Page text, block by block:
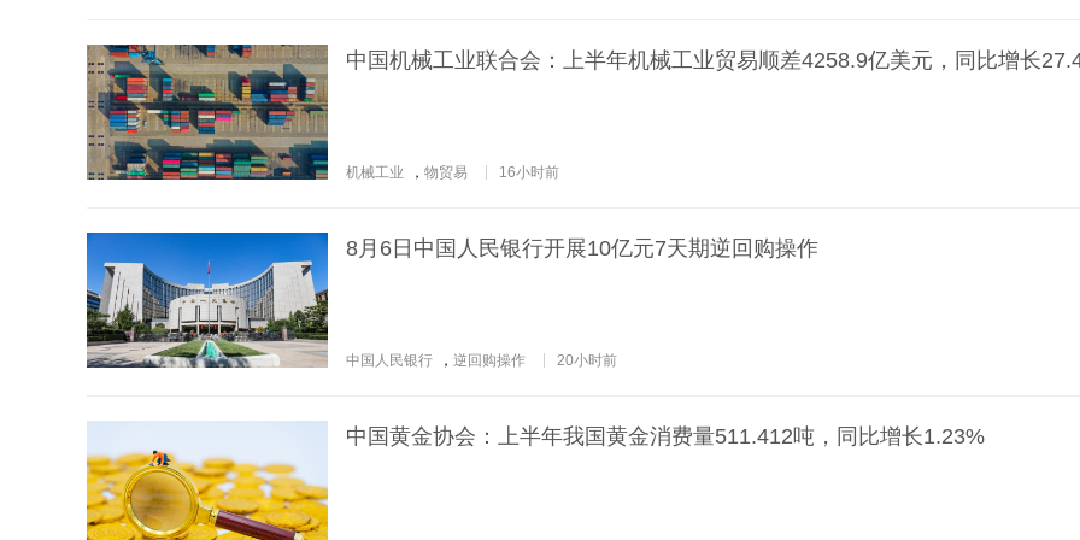
中国机械工业联合会：上半年机械工业贸易顺差4258.9亿美元，同比增长
机械工业 ， 物贸易 16小时前
8月6日中国人民银行开展10亿元7天期逆回购操作
中国人民银行 ， 逆回购操作 20小时前
中国黄金协会：上半年我国黄金消费量511.412吨，同比增长1.23%